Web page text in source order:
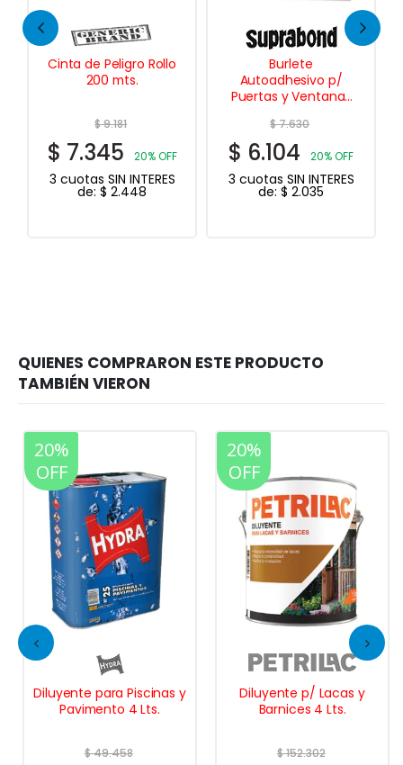
Peligro Rollo
20% OFF
SIN INTERES
Autoadhesivo p/
Puertas y Ventanas
$6.104 20% OFF
3 cuotas SIN INTERES
1/2″ (115
mm. p/
$1.950
3 cuotas SIN
20%
OFF
Diluyente para Piscinas y
Pavimento 4 Lts.
$49.458
20%
OFF
Diluyente p/ Lacas y
Barnices 4 Lts.
$152.302